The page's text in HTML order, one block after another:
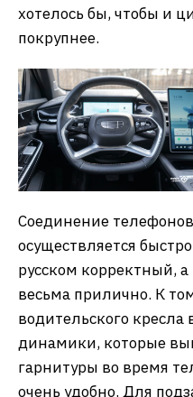
хотелось бы, чтобы и
покрупнее.
Соединение
осуществляется
русском корректный, а
весьма прилично. К
водительского
динамики, которые
гарнитуры во время
очень удобно. Для